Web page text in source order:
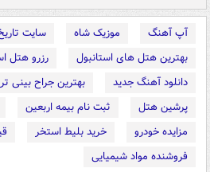
آپ آهنگ موزیک شاه
سایت
بهترین هتل های استانبول
رزرو هتل
دانلود آهنگ جدید
بهترین جراح بینی
پرشین هتل
ثبت نام بیمه اربعین
مزایده خودرو
خرید بلیط استخر
فروشنده مواد شیمیایی